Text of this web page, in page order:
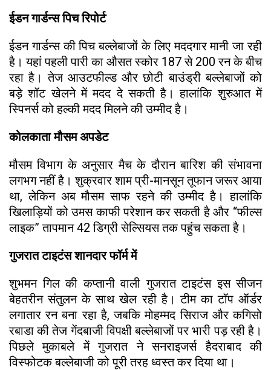
ईडन गार्डन्स पिच रिपोर्ट
ईडन गार्डन्स की पिच बल्लेबाजों के लिए मददगार मानी जा रही
है। यहां पहली पारी का औसत स्कोर 187 से 200 रन के बीच
रहा है। तेज आउटफील्ड और छोटी बाउंड्री बल्लेबाजों को
बड़े शॉट खेलने में मदद दे सकती है। हालांकि शुरुआत में
स्पिनर्स को हल्की मदद मिलने की उम्मीद है।
कोलकाता मौसम अपडेट
मौसम विभाग के अनुसार मैच के दौरान बारिश की संभावना
लगभग नहीं है। शुक्रवार शाम प्री-मानसून तूफान जरूर आया
था, लेकिन अब मौसम साफ रहने की उम्मीद है। हालांकि
खिलाड़ियों को उमस काफी परेशान कर सकती है और “फील्स
लाइक” तापमान 42 डिग्री सेल्सियस तक पहुंच सकता है।
गुजरात टाइटंस शानदार फॉर्म में
शुभमन गिल की कप्तानी वाली गुजरात टाइटंस इस सीजन
बेहतरीन संतुलन के साथ खेल रही है। टीम का टॉप ऑर्डर
लगातार रन बना रहा है, जबकि मोहम्मद सिराज और कगिसो
रबाडा की तेज गेंदबाजी विपक्षी बल्लेबाजों पर भारी पड़ रही है।
पिछले मुकाबले में गुजरात ने सनराइजर्स हैदराबाद की
विस्फोटक बल्लेबाजी को पूरी तरह ध्वस्त कर दिया था।